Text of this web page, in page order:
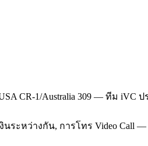
CR-1/Australia 309 — ทีม iVC
ระหว่างกัน, การโทร Video Call